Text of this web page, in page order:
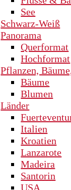
See
Schwarz-Weiß
Panorama
Querformat
Hochformat
Pflanzen,
Bäume
Blumen
Länder
Italien
Kroatien
Lanzarote
Madeira
Santorin
USA